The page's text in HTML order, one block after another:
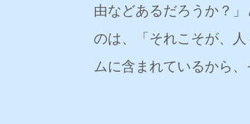
由などあるだろうか？
のは、「それこそが、
ムに含まれているから